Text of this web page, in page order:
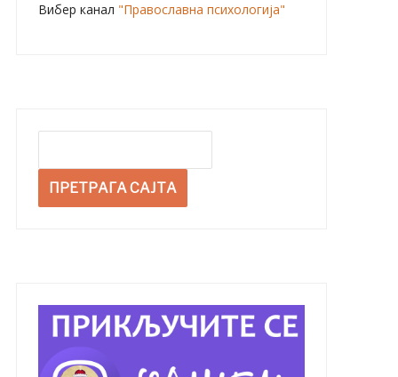
Вибер канал "Православна психологија"